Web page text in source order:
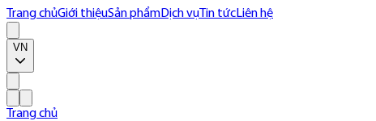
Trang chủGiới thiệuSản phẩmDịch vụ Tin tứcLiên hệ
VN
Trang chủ